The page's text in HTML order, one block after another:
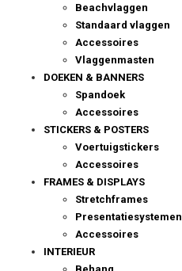
Beachvlaggen
Standaard vlaggen
Accessoires
Vlaggenmasten
DOEKEN & BANNERS
Spandoek
Accessoires
STICKERS & POSTERS
Voertuigstickers
Accessoires
FRAMES & DISPLAYS
Stretchframes
Presentatiesystemen
Accessoires
INTERIEUR